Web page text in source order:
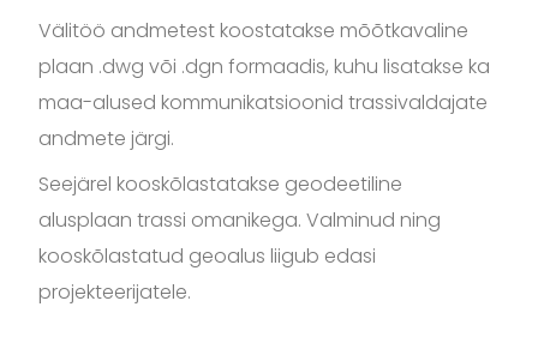
Välitöö andmetest koostatakse mõõtkavaline
plaan .dwg või .dgn formaadis, kuhu lisatakse ka
maa-alused kommunikatsioonid trassivaldajate
andmete järgi.
Seejärel kooskõlastatakse geodeetiline
alusplaan trassi omanikega. Valminud ning
kooskõlastatud geoalus liigub edasi
projekteerijatele.